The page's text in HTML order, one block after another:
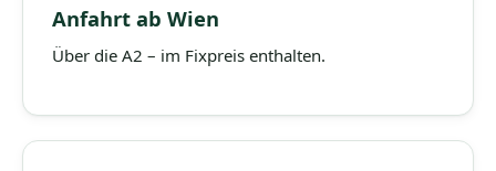
Anfahrt ab Wien
Über die A2 – im Fixpreis enthalten.